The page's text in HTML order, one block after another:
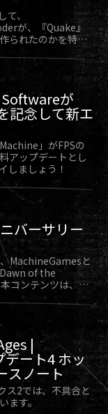
、
が、『Quake』
られたのかを特別
が
記念して新エ
」がFPSの
アップデートとし
しましょう！
バーサリー
MachineGamesと
of the
コンテンツは、
トとして好評配信
|
ート4 ホッ
スノート
ス2では、不具合と
ます。